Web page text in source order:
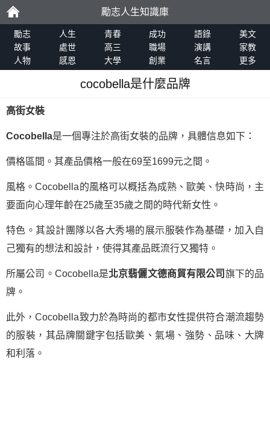
勵
志
勵志人生知識庫
勵志 人生 青春 成功 語錄
美文
故事
處世 高三 職場 演講
家教
人物
感恩 大學 創業 名言 更多
cocobella是什麼品牌
高街女裝
Cocobella是一個專注於高街女裝的品牌，具體信息如下：
價格區間。其產品價格一般在69至1699元之間。
風格。Cocobella的風格可以概括為成熟、歐美、快時尚，主
要面向心理年齡在25歲至35歲之間的時代新女性。
特色。其設計團隊以各大秀場的展示服裝作為基礎，加入自
己獨有的想法和設計，使得其產品既流行又獨特。
所屬公司。Cocobella是北京翡儷文德商貿有限公司 旗下的品
牌。
此外，Cocobella致力於為時尚的都市女性提供符合潮流趨勢
的服裝，其品牌關鍵字包括歐美、氣場、強勢、品味、大牌
和利落。